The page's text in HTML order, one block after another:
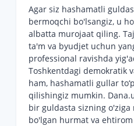
Agar siz hashamatli
bermoqchi bo'lsangiz, u
albatta murojaat qiling.
ta'm va byudjet uchun
professional ravishda
Toshkentdagi demokratik
ham, hashamatli gullar
qilishingiz mumkin.
bir guldasta sizning
bo'lgan hurmat va